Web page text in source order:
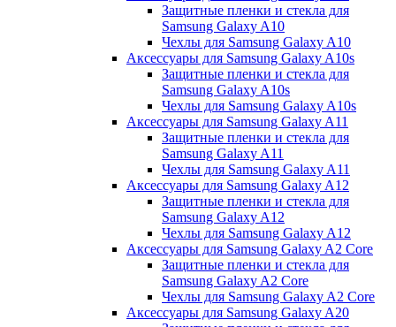
Защитные пленки и стекла для
Samsung Galaxy A10
Чехлы для Samsung Galaxy A10
Аксессуары для Samsung Galaxy A10s
Защитные пленки и стекла для
Samsung Galaxy A10s
Чехлы для Samsung Galaxy A10s
Аксессуары для Samsung Galaxy A11
Защитные пленки и стекла для
Samsung Galaxy A11
Чехлы для Samsung Galaxy A11
Аксессуары для Samsung Galaxy A12
Защитные пленки и стекла для
Samsung Galaxy A12
Чехлы для Samsung Galaxy A12
Аксессуары для Samsung Galaxy A2 Core
Защитные пленки и стекла для
Samsung Galaxy A2 Core
Чехлы для Samsung Galaxy A2 Core
Аксессуары для Samsung Galaxy A20